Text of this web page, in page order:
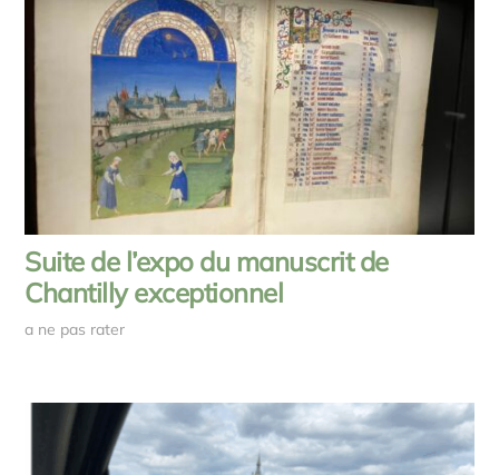
Suite de l’expo du manuscrit de
Chantilly exceptionnel
a ne pas rater